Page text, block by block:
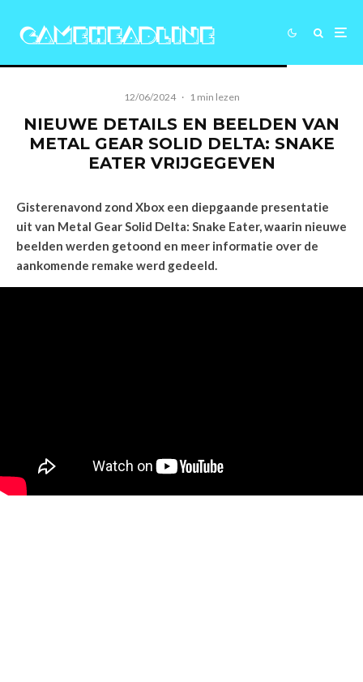
12/06/2024 · 1 min lezen
NIEUWE DETAILS EN BEELDEN VAN
METAL GEAR SOLID DELTA: SNAKE
EATER VRIJGEGEVEN
Gisterenavond zond Xbox een diepgaande presentatie
uit van Metal Gear Solid Delta: Snake Eater, waarin nieuwe
beelden werden getoond en meer informatie over de
aankomende remake werd gedeeld.